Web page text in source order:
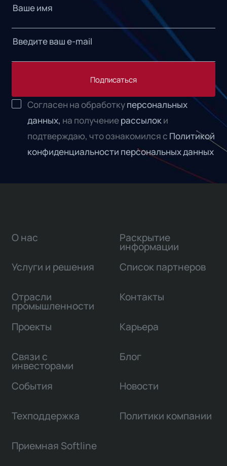
Подписаться
Согласен на обработкуперсональных
данных, на получениерассылоки
подтверждаю, что ознакомился с Политикой
конфиденциальности персональных данных
О нас
Услуги и решения
Отрасли
промышленности
Проекты
Связи с
инвесторами
Раскрытие
информации
Список партнеров
Контакты
Карьера
Блог
События Новости
Техподдержка Политики компании
Приемная Softline